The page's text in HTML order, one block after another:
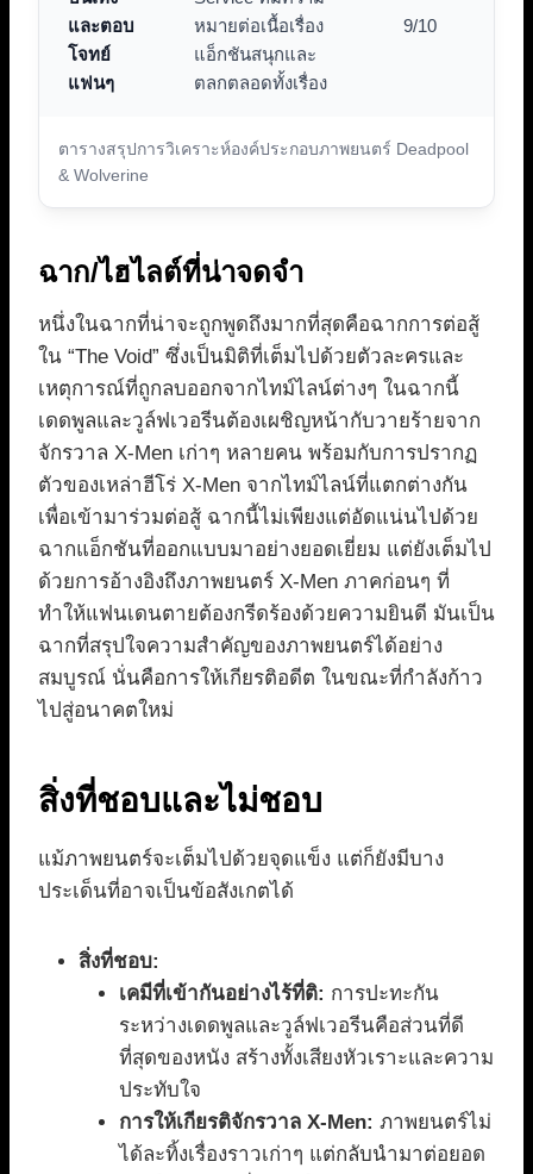
ตารางสรุปการวิเคราะห์องค์ประกอบภาพยนตร์ Deadpool
& Wolverine
และตอบ
โจทย์
แฟนๆ
หมายต่อเนื้อเรื่อง
แอ็กชันสนุกและ
ตลกตลอดทั้งเรื่อง
9/10
ฉาก/ไฮไลต์ที่น่าจดจำ
หนึ่งในฉากที่น่าจะถูกพูดถึงมากที่สุดคือฉากการต่อสู้
ใน “The Void” ซึ่งเป็นมิติที่เต็มไปด้วยตัวละครและ
เหตุการณ์ที่ถูกลบออกจากไทม์ไลน์ต่างๆ ในฉากนี้
เดดพูลและวูล์ฟเวอรีนต้องเผชิญหน้ากับวายร้ายจาก
จักรวาล X-Men เก่าๆ หลายคน พร้อมกับการปรากฏ
ตัวของเหล่าฮีโร่ X-Men จากไทม์ไลน์ที่แตกต่างกัน
เพื่อเข้ามาร่วมต่อสู้ ฉากนี้ไม่เพียงแต่อัดแน่นไปด้วย
ฉากแอ็กชันที่ออกแบบมาอย่างยอดเยี่ยม แต่ยังเต็มไป
ด้วยการอ้างอิงถึงภาพยนตร์ X-Men ภาคก่อนๆ ที่
ทำให้แฟนเดนตายต้องกรีดร้องด้วยความยินดี มันเป็น
ฉากที่สรุปใจความสำคัญของภาพยนตร์ได้อย่าง
สมบูรณ์ นั่นคือการให้เกียรติอดีต ในขณะที่กำลังก้าว
ไปสู่อนาคตใหม่
สิ่งที่ชอบและไม่ชอบ
แม้ภาพยนตร์จะเต็มไปด้วยจุดแข็ง แต่ก็ยังมีบาง
ประเด็นที่อาจเป็นข้อสังเกตได้
สิ่งที่ชอบ:
เคมีที่เข้ากันอย่างไร้ที่ติ: การปะทะกัน
ระหว่างเดดพูลและวูล์ฟเวอรีนคือส่วนที่ดี
ที่สุดของหนัง สร้างทั้งเสียงหัวเราะและความ
ประทับใจ
การให้เกียรติจักรวาล X-Men: ภาพยนตร์ไม่
ได้ละทิ้งเรื่องราวเก่าๆ แต่กลับนำมาต่อยอด